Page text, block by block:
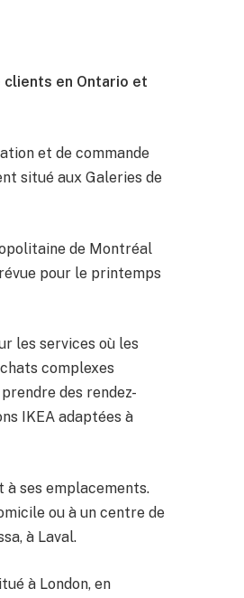
clients en Ontario et
et de commande
situé aux Galeries de
de Montréal
pour le printemps
les services où les
complexes
des rendez-
IKEA adaptées à
ses emplacements.
ou à un centre de
à Laval.
à London, en